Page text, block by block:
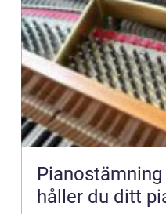
Pianostämning i
håller du ditt